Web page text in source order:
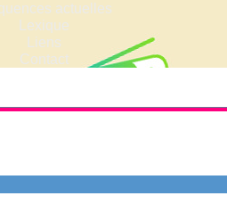
actuelles
Lexique
Liens
Contact